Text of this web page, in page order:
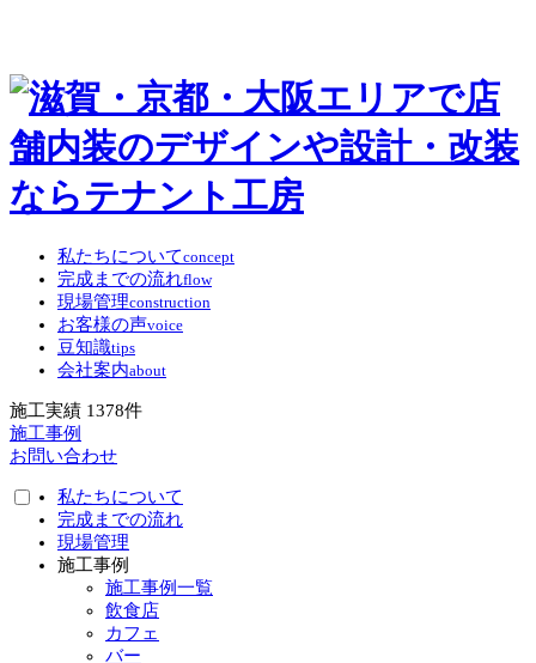
私たちについてconcept
完成までの流れflow
現場管理construction
お客様の声voice
豆知識tips
会社案内about
施工実績 1378件
施工事例
お問い合わせ
私たちについて
完成までの流れ
現場管理
施工事例
施工事例一覧
飲食店
カフェ
バー